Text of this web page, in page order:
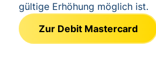
gültige Erhöhung möglich ist.
Zur Debit Mastercard